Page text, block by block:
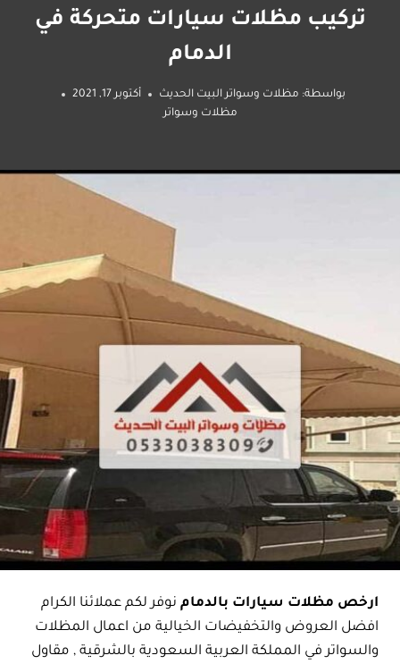
تركيب مظلات سيارات متحركة في
الدمام
بواسطة: مظلات وسواتر البيت الحديث
أكتوبر 17, 2021
مظلات وسواتر
ارخص مظلات سيارات بالدمام نوفر لكم عملائنا الكرام
افضل العروض والتخفيضات الخيالية من اعمال المظلات
والسواتر في المملكة العربية السعودية بالشرقية , مقاول